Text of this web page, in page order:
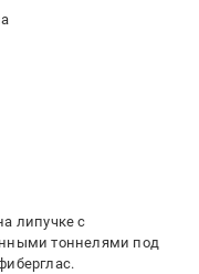
липучке с
тоннелями под